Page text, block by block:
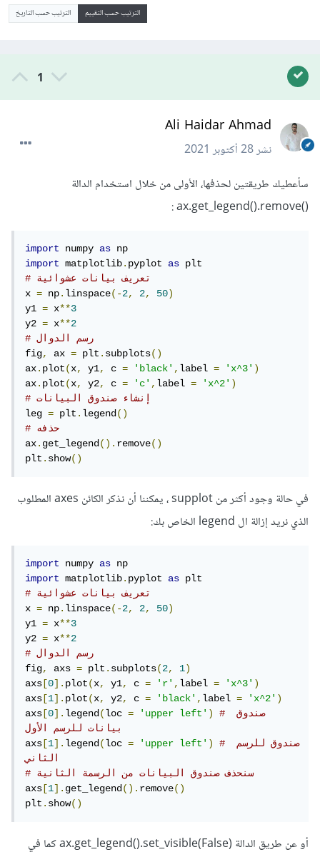
الترتيب حسب التقييم الترتيب حسب التاريخ
1
Ali Haidar Ahmad
نشر28 أكتوبر 2021
سأعطيك طريقتين لحذفها، الأولى من خلال استخدام الدالة
()ax.get_legend().remove :
import numpy as
import matplotlib.pyplot as
# تعريف بيانات عشوائية
x = np.linspace(-2, 2, 50)
y1 = x**3
y2 = x**2
# رسم الدوال
fig, ax = plt.subplots()
ax.plot(x, y1, c = 'black',label = 'x^3')
ax.plot(x, y2, c = 'c',label = 'x^2')
# إنشاء صندوق البيانات
leg = plt.legend()
# حذفه
ax.get_legend().remove()
plt.show()
في حالة وجود أكثر من supplot ، يمكننا أن نذكر الكائن axes المطلوب
الذي نريد إزالة ال legend الخاص بك:
import numpy as
import matplotlib.pyplot as
# تعريف بيانات عشوائية
x = np.linspace(-2, 2, 50)
y1 = x**3
y2 = x**2
# رسم الدوال
fig, axs = plt.subplots(2, 1)
axs [0].plot(x, y1, c = 'r',label = 'x^3')
axs [1].plot(x, y2, c = 'black',label = 'x^2')
axs [0].legend(loc = 'upper left')
# صندوق
بيانات للرسم الأول
axs [1].legend(loc = 'upper left')
# صندوق للرسم
الثاني
# سنحذف صندوق البيانات من الرسمة الثانية
axs [1].get_legend().remove()
plt.show()
أو عن طريق الدالة ax.get_legend().set_visible(False) كما في